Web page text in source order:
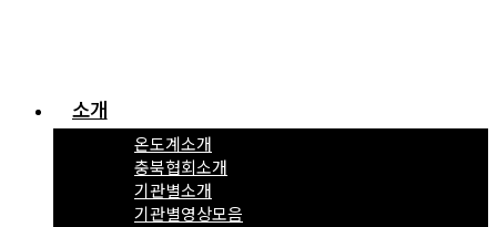
소개
온도계소개
충북협회소개
기관별소개
기관별영상모음